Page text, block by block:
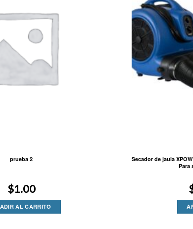
prueba 2
$1.00
AL CARRITO
Secador de jaula
Para